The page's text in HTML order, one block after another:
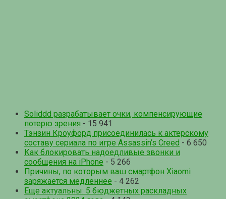
Soliddd разрабатывает очки, компенсирующие
потерю зрения - 15 941
Тэнзин Кроуфорд присоединилась к актерскому
составу сериала по игре Assassin’s Creed - 6 650
Как блокировать надоедливые звонки и
сообщения на iPhone - 5 266
Причины, по которым ваш смартфон Xiaomi
заряжается медленнее - 4 262
Еще актуальны: 5 бюджетных раскладных